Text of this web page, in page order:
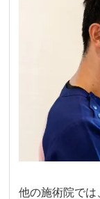
他の施術院では